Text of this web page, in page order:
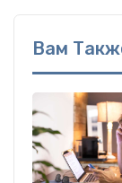
Вам